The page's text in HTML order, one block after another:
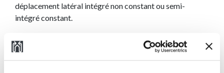
déplacement latéral intégré non constant ou semi-
intégré constant.